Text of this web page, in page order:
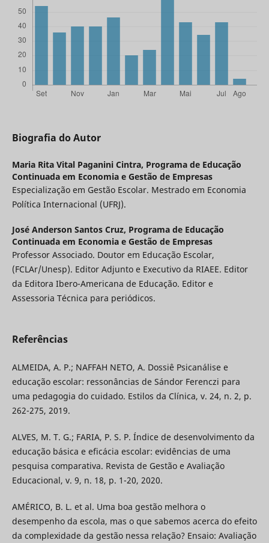
Biografia do Autor
Maria Rita Vital Paganini Cintra, Programa de Educação
Continuada em Economia e Gestão de Empresas
Especialização em Gestão Escolar. Mestrado em Economia
Política Internacional (UFRJ).
José Anderson Santos Cruz, Programa de Educação
Continuada em Economia e Gestão de Empresas
Professor Associado. Doutor em Educação Escolar,
(FCLAr/Unesp). Editor Adjunto e Executivo da RIAEE. Editor
da Editora Ibero-Americana de Educação. Editor e
Assessoria Técnica para periódicos.
Referências
ALMEIDA, A. P.; NAFFAH NETO, A. Dossiê Psicanálise e
educação escolar: ressonâncias de Sándor Ferenczi para
uma pedagogia do cuidado. Estilos da Clínica, v. 24, n. 2, p.
262-275, 2019.
ALVES, M. T. G.; FARIA, P. S. P. Índice de desenvolvimento da
educação básica e eficácia escolar: evidências de uma
pesquisa comparativa. Revista de Gestão e Avaliação
Educacional, v. 9, n. 18, p. 1-20, 2020.
AMÉRICO, B. L. et al. Uma boa gestão melhora o
desempenho da escola, mas o que sabemos acerca do efeito
da complexidade da gestão nessa relação? Ensaio: Avaliação